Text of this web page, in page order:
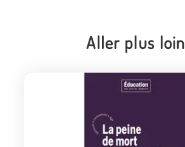
Aller plus loin